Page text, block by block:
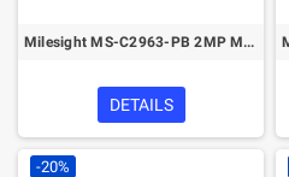
Milesight MS-C2963-PB 2MP Mini Bullet Network Camera
DETAILS
-20%